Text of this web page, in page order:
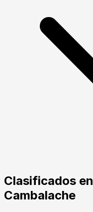
Clasificados en
Cambalache